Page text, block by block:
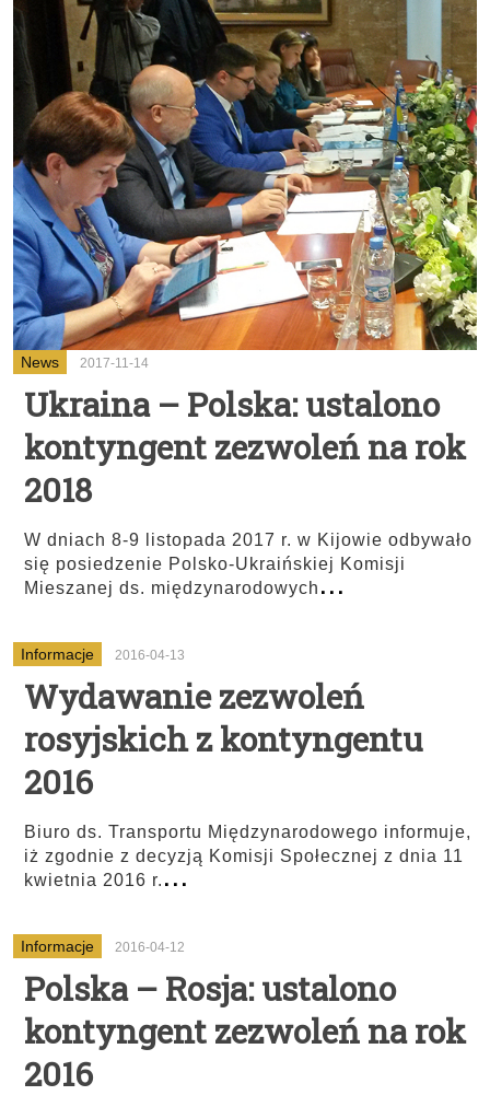
News 2017-11-14
Ukraina – Polska: ustalono
kontyngent zezwoleń na rok
2018
W dniach 8-9 listopada 2017 r. w Kijowie odbywało
się posiedzenie Polsko-Ukraińskiej Komisji
Mieszanej ds. międzynarodowych...
Informacje 2016-04-13
Wydawanie zezwoleń
rosyjskich z kontyngentu
2016
Biuro ds. Transportu Międzynarodowego informuje,
iż zgodnie z decyzją Komisji Społecznej z dnia 11
kwietnia 2016 r....
Informacje 2016-04-12
Polska – Rosja: ustalono
kontyngent zezwoleń na rok
2016